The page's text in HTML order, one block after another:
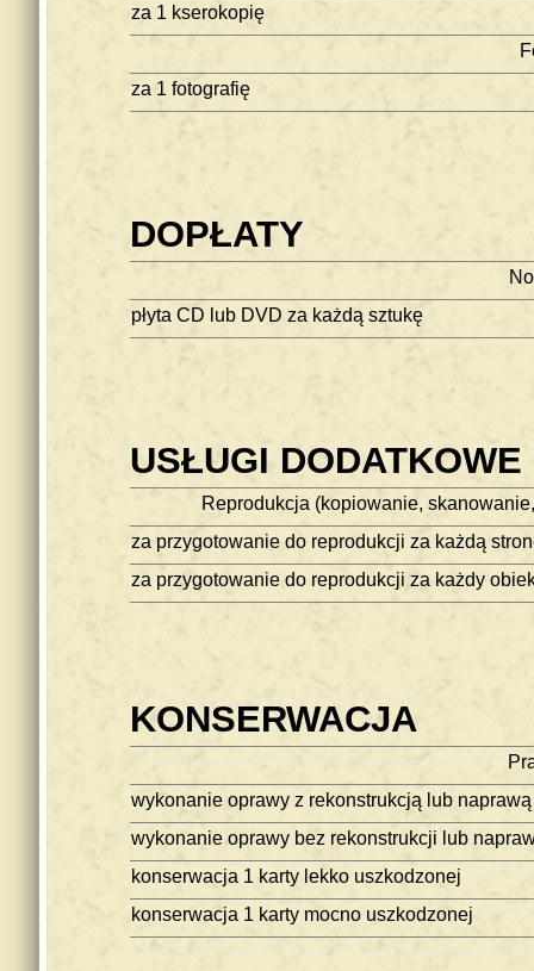
za 1 kserokopię
za 1 fotografię
DOPŁATY
płyta CD lub DVD za każdą sztukę
USŁUGI DODATKOWE
Reprodukcja (kopiowanie,
za przygotowanie do reprodukcji za każdą
za przygotowanie do reprodukcji za każdy
KONSERWACJA
wykonanie oprawy z rekonstrukcją lub
wykonanie oprawy bez rekonstrukcji lub
konserwacja 1 karty lekko uszkodzonej
konserwacja 1 karty mocno uszkodzonej